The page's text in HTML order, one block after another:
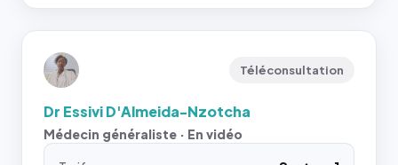
Téléconsultation
Dr Essivi D'Almeida-Nzotcha
Médecin généraliste · En vidéo